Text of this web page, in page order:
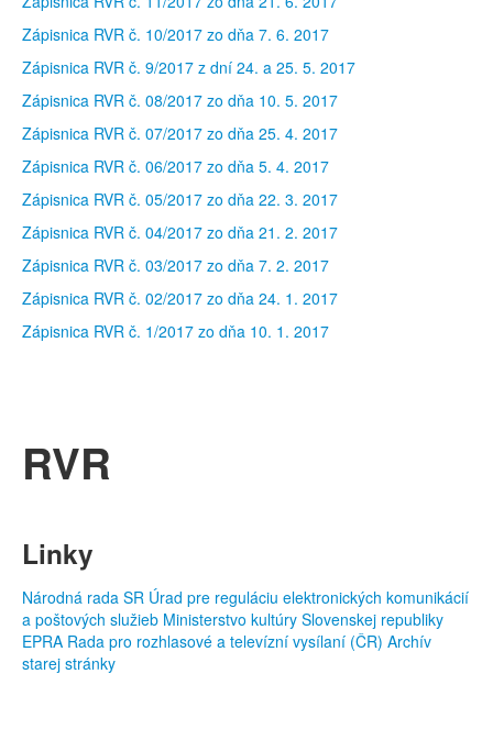
Zápisnica RVR č. 10/2017 zo dňa 7. 6. 2017
Zápisnica RVR č. 9/2017 z dní 24. a 25. 5. 2017
Zápisnica RVR č. 08/2017 zo dňa 10. 5. 2017
Zápisnica RVR č. 07/2017 zo dňa 25. 4. 2017
Zápisnica RVR č. 06/2017 zo dňa 5. 4. 2017
Zápisnica RVR č. 05/2017 zo dňa 22. 3. 2017
Zápisnica RVR č. 04/2017 zo dňa 21. 2. 2017
Zápisnica RVR č. 03/2017 zo dňa 7. 2. 2017
Zápisnica RVR č. 02/2017 zo dňa 24. 1. 2017
Zápisnica RVR č. 1/2017 zo dňa 10. 1. 2017
RVR
Linky
Národná rada SR Úrad pre reguláciu elektronických komunikácií
a poštových služieb Ministerstvo kultúry Slovenskej republiky
EPRA Rada pro rozhlasové a televízní vysílaní (ČR) Archív
starej stránky